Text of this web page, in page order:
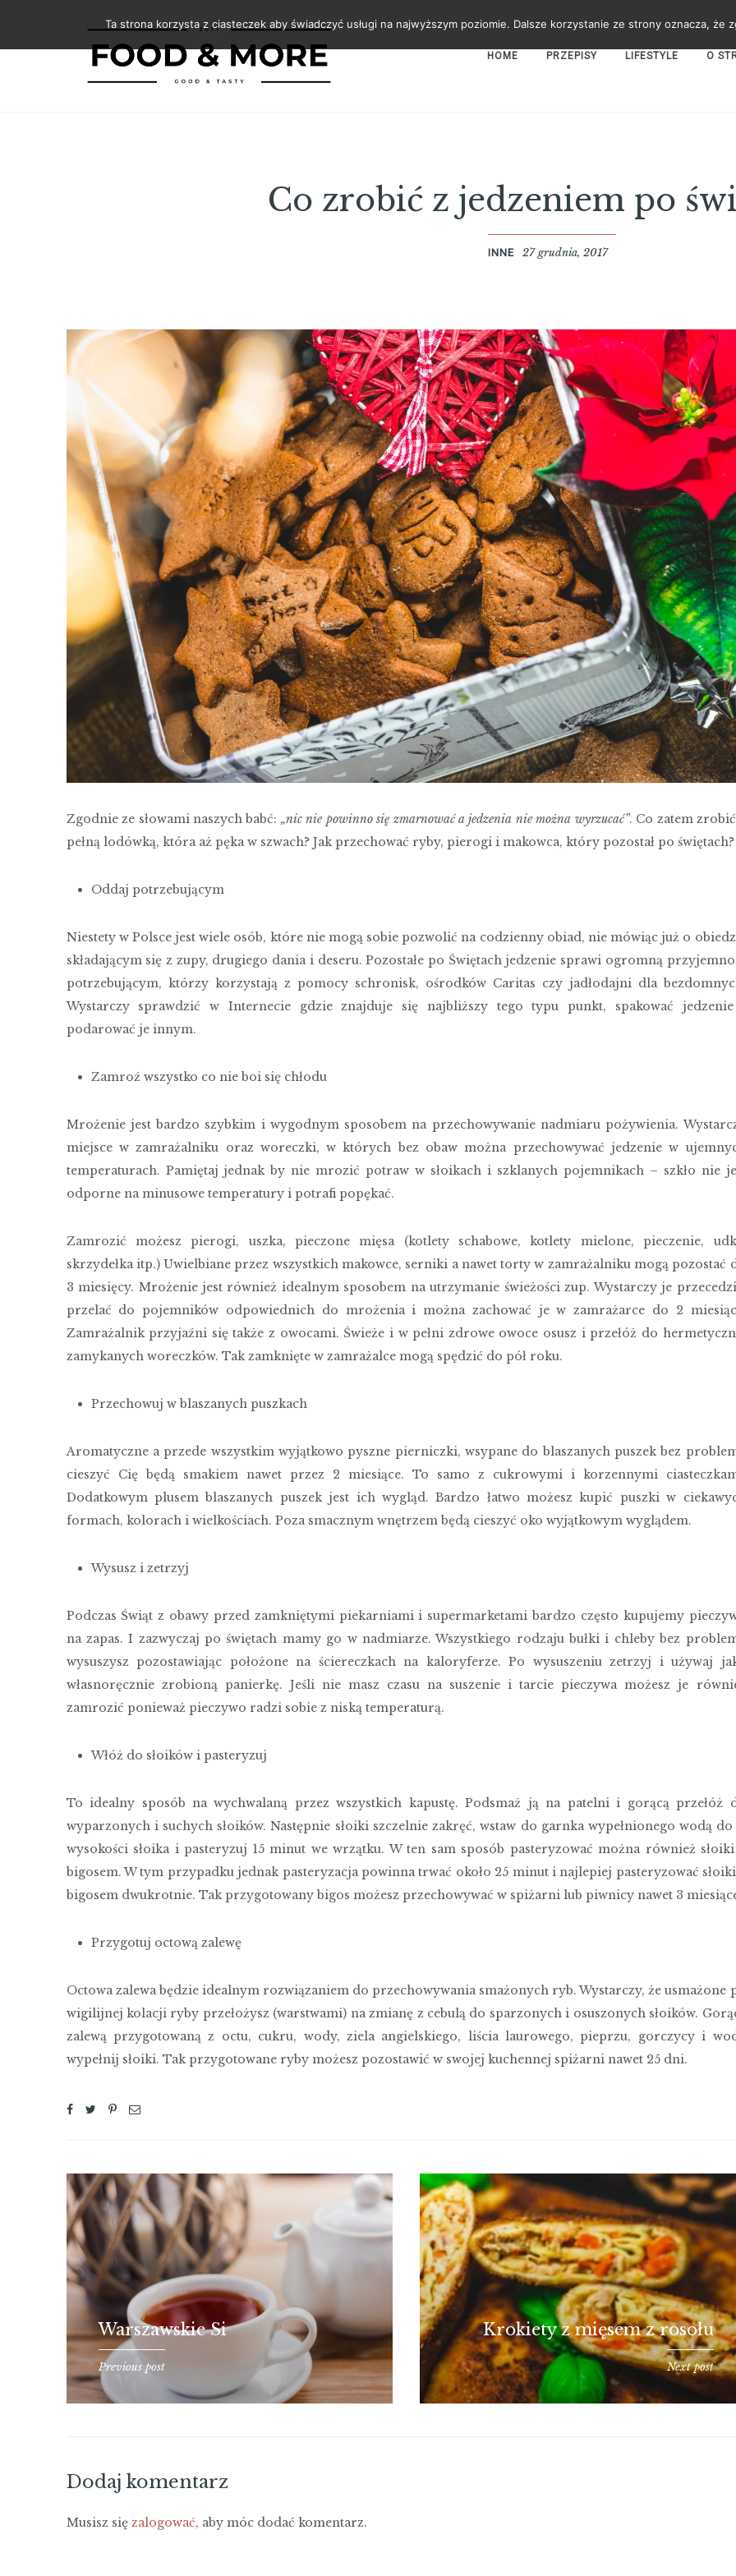
HOME PRZEPISY LIFESTYLE O
Co zrobić z jedzeniem po
INNE 27 grudnia, 2017
Zgodnie ze słowami naszych babć: „nic nie powinno się zmarnować a jedzenia nie można wyrzucać”. Co zatem
pełną lodówką, która aż pęka w szwach? Jak przechować ryby, pierogi i makowca, który pozostał po świętach?
Oddaj potrzebującym
Niestety w Polsce jest wiele osób, które nie mogą sobie pozwolić na codzienny obiad, nie mówiąc już o
składającym się z zupy, drugiego dania i deseru. Pozostałe po Świętach jedzenie sprawi ogromną
potrzebującym, którzy korzystają z pomocy schronisk, ośrodków Caritas czy jadłodajni dla
Wystarczy sprawdzić w Internecie gdzie znajduje się najbliższy tego typu punkt, spakować
podarować je innym.
Zamroź wszystko co nie boi się chłodu
Mrożenie jest bardzo szybkim i wygodnym sposobem na przechowywanie nadmiaru pożywienia.
miejsce w zamrażalniku oraz woreczki, w których bez obaw można przechowywać jedzenie w
temperaturach. Pamiętaj jednak by nie mrozić potraw w słoikach i szklanych pojemnikach – szkło nie
odporne na minusowe temperatury i potrafi popękać.
Zamrozić możesz pierogi, uszka, pieczone mięsa (kotlety schabowe, kotlety mielone, pieczenie,
skrzydełka itp.) Uwielbiane przez wszystkich makowce, serniki a nawet torty w zamrażalniku mogą pozostać
3 miesięcy. Mrożenie jest również idealnym sposobem na utrzymanie świeżości zup. Wystarczy je
przelać do pojemników odpowiednich do mrożenia i można zachować je w zamrażarce do 2
Zamrażalnik przyjaźni się także z owocami. Świeże i w pełni zdrowe owoce osusz i przełóż do
zamykanych woreczków. Tak zamknięte w zamrażalce mogą spędzić do pół roku.
Przechowuj w blaszanych puszkach
Aromatyczne a przede wszystkim wyjątkowo pyszne pierniczki, wsypane do blaszanych puszek bez
cieszyć Cię będą smakiem nawet przez 2 miesiące. To samo z cukrowymi i korzennymi
Dodatkowym plusem blaszanych puszek jest ich wygląd. Bardzo łatwo możesz kupić puszki w
formach, kolorach i wielkościach. Poza smacznym wnętrzem będą cieszyć oko wyjątkowym wyglądem.
Wysusz i zetrzyj
Podczas Świąt z obawy przed zamkniętymi piekarniami i supermarketami bardzo często kupujemy
na zapas. I zazwyczaj po świętach mamy go w nadmiarze. Wszystkiego rodzaju bułki i chleby bez
wysuszysz pozostawiając położone na ściereczkach na kaloryferze. Po wysuszeniu zetrzyj i używaj
własnoręcznie zrobioną panierkę. Jeśli nie masz czasu na suszenie i tarcie pieczywa możesz je
zamrozić ponieważ pieczywo radzi sobie z niską temperaturą.
Włóż do słoików i pasteryzuj
To idealny sposób na wychwalaną przez wszystkich kapustę. Podsmaż ją na patelni i gorącą przełóż
wyparzonych i suchych słoików. Następnie słoiki szczelnie zakręć, wstaw do garnka wypełnionego wodą
wysokości słoika i pasteryzuj 15 minut we wrzątku. W ten sam sposób pasteryzować można również
bigosem. W tym przypadku jednak pasteryzacja powinna trwać około 25 minut i najlepiej pasteryzować
bigosem dwukrotnie. Tak przygotowany bigos możesz przechowywać w spiżarni lub piwnicy nawet 3
Przygotuj octową zalewę
Octowa zalewa będzie idealnym rozwiązaniem do przechowywania smażonych ryb. Wystarczy, że usmażone
wigilijnej kolacji ryby przełożysz (warstwami) na zmianę z cebulą do sparzonych i osuszonych słoików.
zalewą przygotowaną z octu, cukru, wody, ziela angielskiego, liścia laurowego, pieprzu, gorczycy i
wypełnij słoiki. Tak przygotowane ryby możesz pozostawić w swojej kuchennej spiżarni nawet 25 dni.
Warszawskie Si
Previous post
Krokiety z mięsem z rosołu
Next post
Dodaj komentarz
Musisz się zalogować, aby móc dodać komentarz.
Ta strona korzysta z ciasteczek aby świadczyć usługi na najwyższym poziomie. Dalsze korzystanie ze strony oznacza, że